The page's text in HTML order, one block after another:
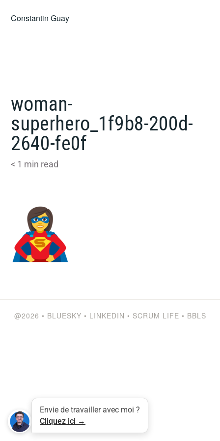
Constantin Guay
woman-
superhero_1f9b8-200d-
2640-fe0f
< 1 min read
@2026 • BLUESKY • LINKEDIN • SCRUM LIFE • BBLS
Envie de travailler avec moi ?
Cliquez ici →
Share this selection
Tweet LinkedIn